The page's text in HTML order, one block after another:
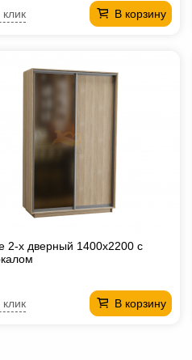
В корзину
клик
2-х дверный 1400х2200 с
В корзину
клик